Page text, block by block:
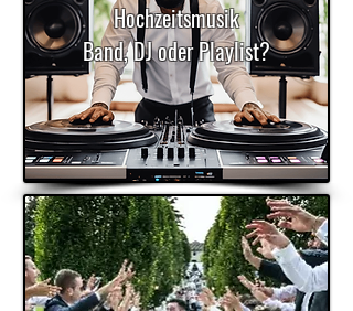
Hochzeitsmusik
Band, DJ oder Playlist?